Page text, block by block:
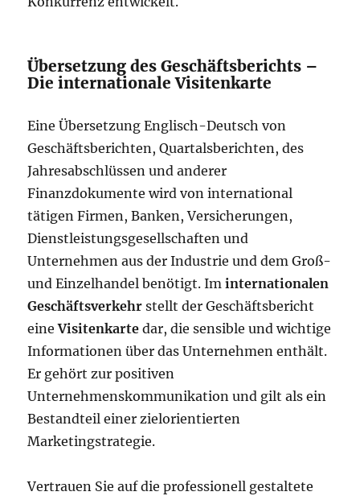
Übersetzung des Geschäftsberichts –
Die internationale Visitenkarte
Eine Übersetzung Englisch-Deutsch von
Geschäftsberichten, Quartalsberichten, des
Jahresabschlüssen und anderer
Finanzdokumente wird von international
tätigen Firmen, Banken, Versicherungen,
Dienstleistungsgesellschaften und
Unternehmen aus der Industrie und dem Groß-
und Einzelhandel benötigt. Iminternationalen
Geschäftsverkehr stellt der Geschäftsbericht
eineVisitenkarte dar, die sensible und wichtige
Informationen über das Unternehmen enthält.
Er gehört zur positiven
Unternehmenskommunikation und gilt als ein
Bestandteil einer zielorientierten
Marketingstrategie.
Vertrauen Sie auf die professionell gestaltete